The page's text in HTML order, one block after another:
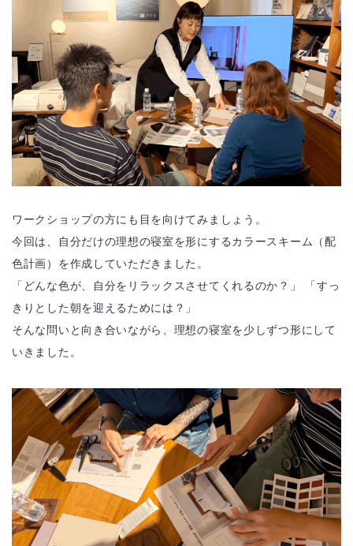
ワークショップの方にも目を向けてみましょう。
今回は、自分だけの理想の寝室を形にするカラースキーム（配
色計画）を作成していただきました。
「どんな色が、自分をリラックスさせてくれるのか？」 「すっ
きりとした朝を迎えるためには？」
そんな問いと向き合いながら、理想の寝室を少しずつ形にして
いきました。